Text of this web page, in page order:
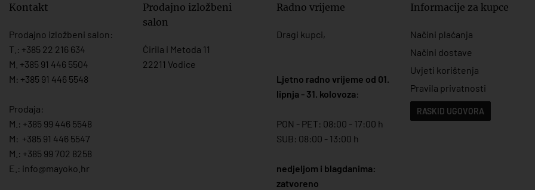
Kontakt
Prodajno izložbeni salon:
T.: +385 22 216 634
M. +385 91 446 5504
M: +385 91 446 5548
Prodaja:
M.: +385 99 446 5548
M: +385 91 446 5547
M.: +385 99 702 8258
E.: info@mayoko. hr
Prodajno izložbeni
salon
Ćirila i Metoda 11
22211 Vodice
Radno vrijeme
Dragi kupci,
Ljetno radno vrijeme od 01.
lipnja - 31. kolovoza:
PON - PET: 08:00 - 17:00 h
SUB: 08:00 - 13:00 h
nedjeljom i blagdanima:
zatvoreno
Informacije za kupce
Načini plaćanja
Načini dostave
Uvjeti korištenja
Pravila privatnosti
RASKID UGOVORA